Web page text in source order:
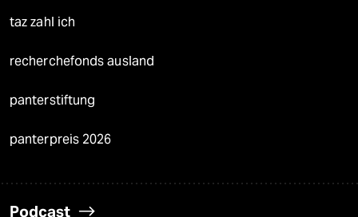
taz zahl ich
recherchefonds ausland
panterstiftung
panterpreis 2026
Podcast